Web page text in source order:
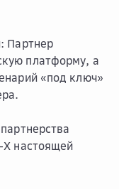
Партнер
платформу, а
«под ключ»
настоящей